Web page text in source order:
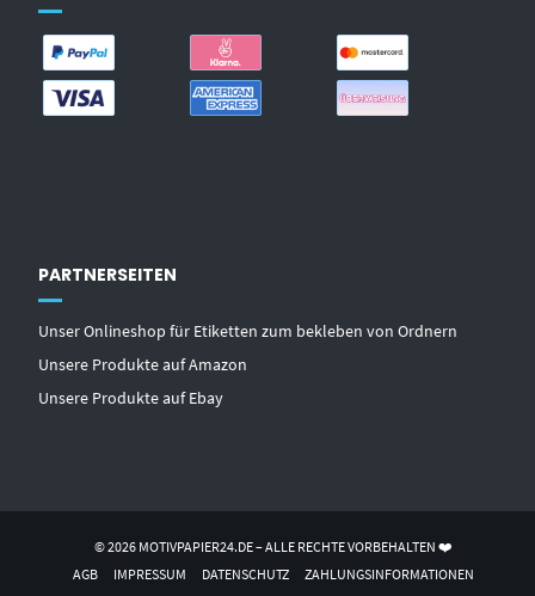
PARTNERSEITEN
Unser Onlineshop für Etiketten zum bekleben von Ordnern
Unsere Produkte auf Amazon
Unsere Produkte auf Ebay
© 2026 MOTIVPAPIER24.DE – ALLE RECHTE VORBEHALTEN ❤️
AGB
IMPRESSUM DATENSCHUTZ
ZAHLUNGSINFORMATIONEN